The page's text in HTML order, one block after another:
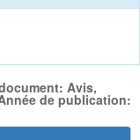
Avis,
de publication: